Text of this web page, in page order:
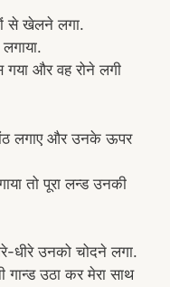
से खेलने लगा.
और वह रोने लगी
लगाए और उनके ऊपर
तो पूरा लन्ड उनकी
धीरे उनको चोदने लगा.
गान्ड उठा कर मेरा साथ